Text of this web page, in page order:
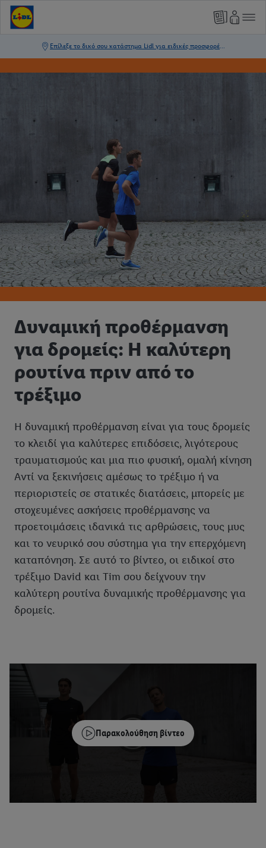
Δυναμική προθέρμανση
για δρομείς: Η καλύτερη
ρουτίνα πριν από το
τρέξιμο
Η δυναμική προθέρμανση είναι για τους δρομείς
το κλειδί για καλύτερες επιδόσεις, λιγότερους
τραυματισμούς και μια πιο φυσική, ομαλή κίνηση
Αντί να ξεκινήσεις αμέσως το τρέξιμο ή να
περιοριστείς σε στατικές διατάσεις, μπορείς με
στοχευμένες ασκήσεις προθέρμανσης να
προετοιμάσεις ιδανικά τις αρθρώσεις, τους μυς
και το νευρικό σου σύστημα για την επερχόμενη
καταπόνηση. Σε αυτό το βίντεο, οι ειδικοί στο
τρέξιμο David και Tim σου δείχνουν την
καλύτερη ρουτίνα δυναμικής προθέρμανσης για
δρομείς.
Παρακολούθηση βίντεο